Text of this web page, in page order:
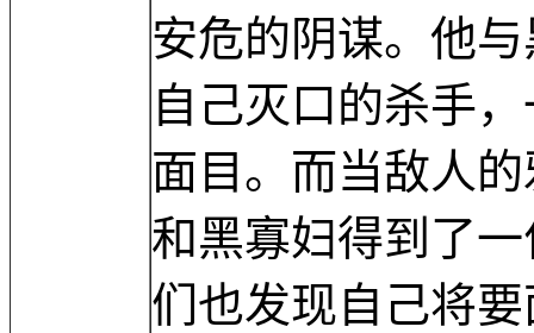
安危的阴谋。他
自己灭口的杀手
面目。而当敌人
和黑寡妇得到了
们也发现自己将